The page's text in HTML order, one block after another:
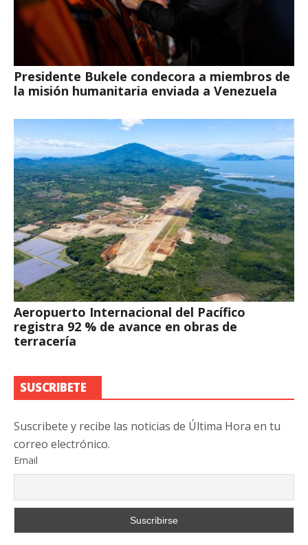
Presidente Bukele condecora a miembros de
la misión humanitaria enviada a Venezuela
Aeropuerto Internacional del Pacífico
registra 92 % de avance en obras de
terracería
SUSCRIBETE
Suscribete y recibe las noticias de Última Hora en tu
correo electrónico.
Email